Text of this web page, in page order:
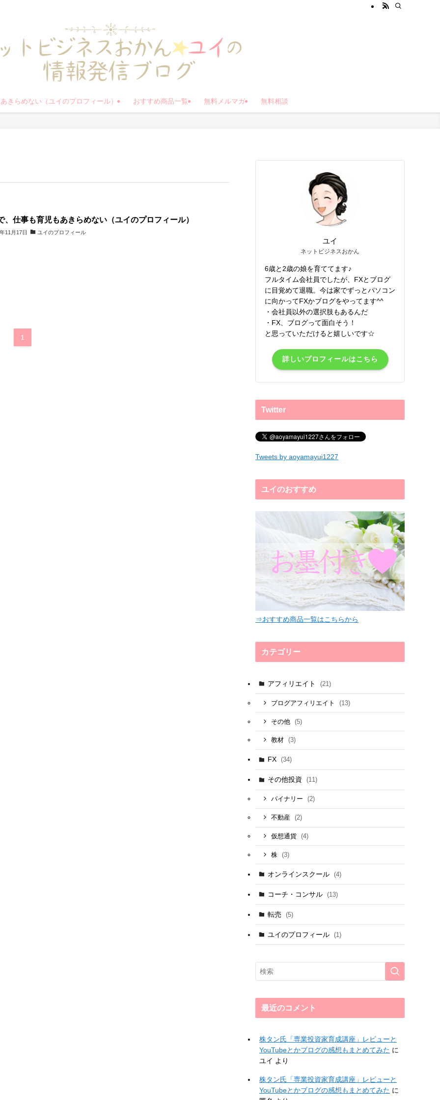
きらめない（ユイのプロフィール） おすすめ商品一覧 無料メルマガ 無料相談
、仕事も育児もあきらめない（ユイのプロフィール）
11月17日 ユイのプロフィール
1
ユイ
ネットビジネスおかん
6歳と2歳の娘を育ててます♪
フルタイム会社員でしたが、FXとブログ
に目覚めて退職。今は家でずっとパソコン
に向かってFXかブログをやってます^^
・会社員以外の選択肢もあるんだ
・FX、ブログって面白そう！
と思っていただけると嬉しいです☆
詳しいプロフィールはこちら
Twitter
Tweets by aoyamayui1227
ユイのおすすめ
⇒おすすめ商品一覧はこちらから
カテゴリー
アフィリエイト (21)
ブログアフィリエイト (13)
その他 (5)
教材 (3)
FX (34)
その他投資 (11)
バイナリー (2)
不動産 (2)
仮想通貨 (4)
株 (3)
オンラインスクール (4)
コーチ・コンサル (13)
転売 (5)
ユイのプロフィール (1)
最近のコメント
株タン氏「専業投資家育成講座」レビューと
YouTubeとかブログの感想もまとめてみた に
ユイ より
株タン氏「専業投資家育成講座」レビューと
YouTubeとかブログの感想もまとめてみた に